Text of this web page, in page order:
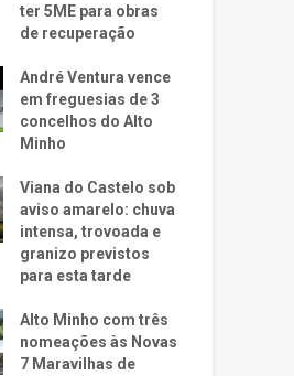
ter 5ME para obras
de recuperação
André Ventura vence
em freguesias de 3
concelhos do Alto
Minho
Viana do Castelo sob
aviso amarelo: chuva
intensa, trovoada e
granizo previstos
para esta tarde
Alto Minho com três
nomeações às Novas
7 Maravilhas de